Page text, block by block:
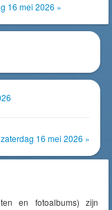
16 mei 2026 »
16 mei 2026 »
en fotoalbums) zijn